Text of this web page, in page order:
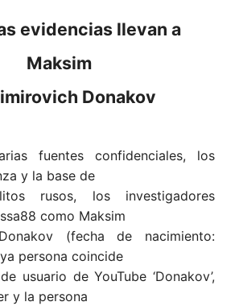
evidencias llevan a
Maksim
Donakov
fuentes confidenciales, los
y la base de
rusos, los investigadores
como Maksim
(fecha de nacimiento:
persona coincide
usuario de YouTube ‘Donakov’,
y la persona